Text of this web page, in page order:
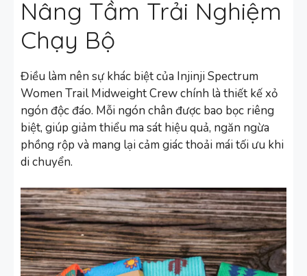
Nâng Tầm Trải Nghiệm
Chạy Bộ
Điều làm nên sự khác biệt của Injinji Spectrum
Women Trail Midweight Crew chính là thiết kế xỏ
ngón độc đáo. Mỗi ngón chân được bao bọc riêng
biệt, giúp giảm thiểu ma sát hiệu quả, ngăn ngừa
phồng rộp và mang lại cảm giác thoải mái tối ưu khi
di chuyển.